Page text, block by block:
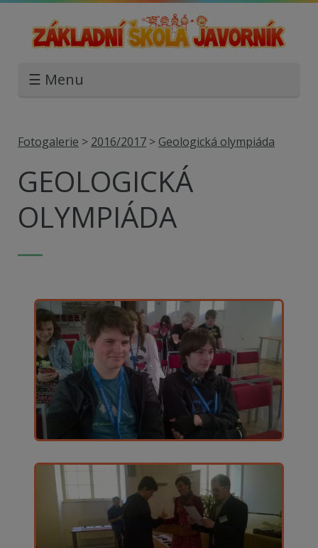
☰ Menu
Fotogalerie > 2016/2017 > Geologická olympiáda
GEOLOGICKÁ
OLYMPIÁDA